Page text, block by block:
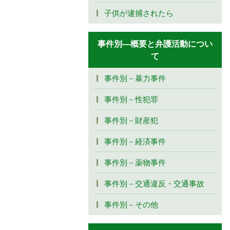
子供が逮捕されたら
事件別―概要と弁護活動につい
て
事件別－暴力事件
事件別－性犯罪
事件別－財産犯
事件別－経済事件
事件別－薬物事件
事件別－交通違反・交通事故
事件別－その他